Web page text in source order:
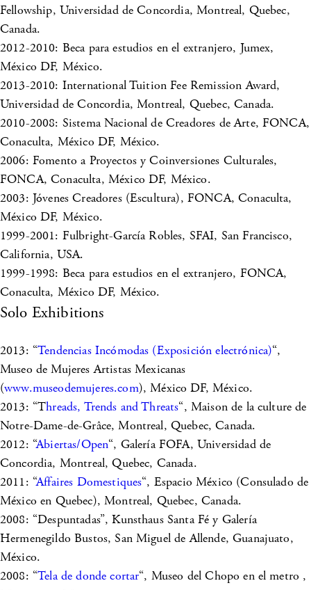
Fellowship, Universidad de Concordia, Montreal, Quebec,
Canada.
2012-2010: Beca para estudios en el extranjero, Jumex,
México DF, México.
2013-2010: International Tuition Fee Remission Award,
Universidad de Concordia, Montreal, Quebec, Canada.
2010-2008: Sistema Nacional de Creadores de Arte, FONCA,
Conaculta, México DF, México.
2006: Fomento a Proyectos y Coinversiones Culturales,
FONCA, Conaculta, México DF, México.
2003: Jóvenes Creadores (Escultura), FONCA, Conaculta,
México DF, México.
1999-2001: Fulbright-García Robles, SFAI, San Francisco,
California, USA.
1999-1998: Beca para estudios en el extranjero, FONCA,
Conaculta, México DF, México.
Solo Exhibitions
2013: “Tendencias Incómodas (Exposición electrónica)“,
Museo de Mujeres Artistas Mexicanas
(www.museodemujeres.com), México DF, México.
2013: “Threads, Trends and Threats“, Maison de la culture de
Notre-Dame-de-Grâce, Montreal, Quebec, Canada.
2012: “Abiertas/Open“, Galería FOFA, Universidad de
Concordia, Montreal, Quebec, Canada.
2011: “Affaires Domestiques“, Espacio México (Consulado de
México en Quebec), Montreal, Quebec, Canada.
2008: “Despuntadas”, Kunsthaus Santa Fé y Galería
Hermenegildo Bustos, San Miguel de Allende, Guanajuato,
México.
2008: “Tela de donde cortar“, Museo del Chopo en el metro ,